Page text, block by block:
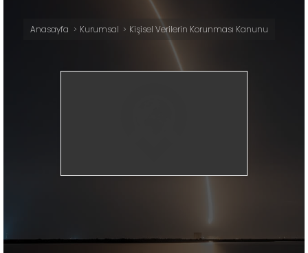
Anasayfa Kurumsal Kişisel Verilerin Korunması Kanunu